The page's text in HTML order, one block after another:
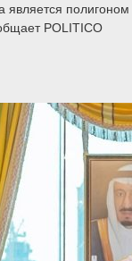
является полигоном
POLITICO